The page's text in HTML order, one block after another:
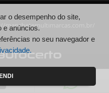
o desempenho do site,
e anúncios.
no seu navegador e